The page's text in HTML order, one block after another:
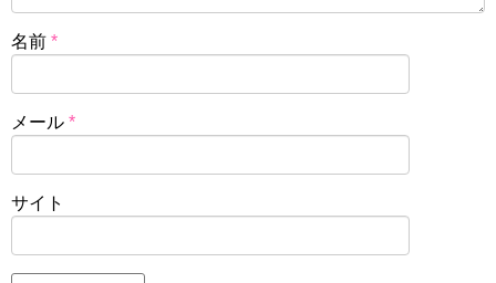
名前 *
メール *
サイト